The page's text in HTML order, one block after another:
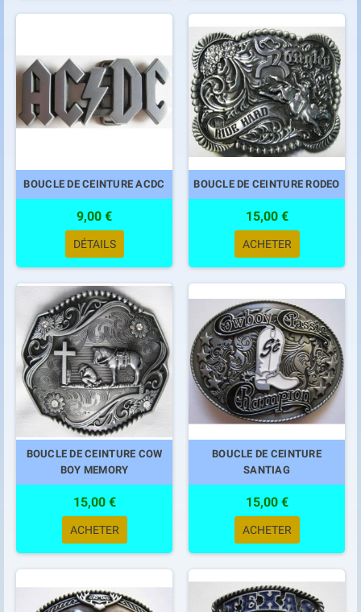
BOUCLE DE CEINTURE ACDC
9,00 €
DÉTAILS
BOUCLE DE CEINTURE RODEO
15,00 €
ACHETER
BOUCLE DE CEINTURE COW
BOY MEMORY
15,00 €
ACHETER
BOUCLE DE CEINTURE
SANTIAG
15,00 €
ACHETER